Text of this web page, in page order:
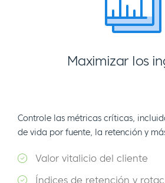
Maximizar los
Controle las métricas críticas,
de vida por fuente, la retención y
Valor vitalicio del cliente
Índices de retención y